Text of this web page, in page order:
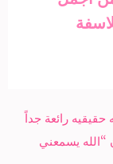
رائعة جداً
“الله يسمعني